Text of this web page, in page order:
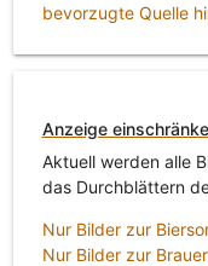
bevorzugte Quelle
Anzeige
Aktuell werden alle
das Durchblättern
Nur Bilder zur
Nur Bilder zur